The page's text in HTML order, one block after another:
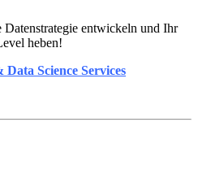
Datenstrategie entwickeln und Ihr
heben!
Science Services